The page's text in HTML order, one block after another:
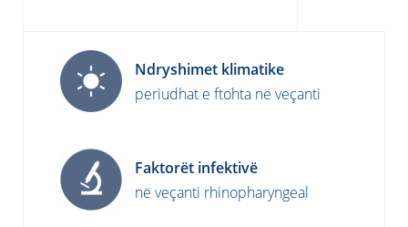
Ndryshimet klimatike
periudhat e ftohta në veçanti
Faktorët infektivë
në veçanti rhinopharyngeal